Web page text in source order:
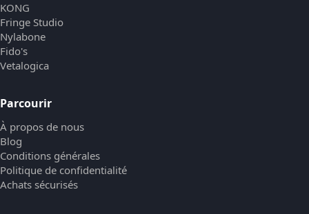
KONG
Fringe Studio
Nylabone
Fido's
Vetalogica
Parcourir
À propos de nous
Blog
Conditions générales
Politique de confidentialité
Achats sécurisés